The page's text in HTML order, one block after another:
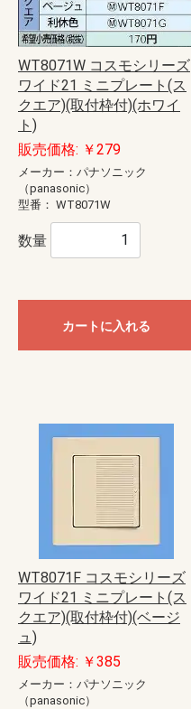
WT8071W コスモシリーズ
ワイド21 ミニプレート(ス
クエア)(取付枠付)(ホワイ
ト)
販売価格: ￥279
メーカー：パナソニック
（panasonic）
型番： WT8071W
数量
カートに入れる
WT8071F コスモシリーズ
ワイド21 ミニプレート(ス
クエア)(取付枠付)(ベージ
ュ)
販売価格: ￥385
メーカー：パナソニック
（panasonic）